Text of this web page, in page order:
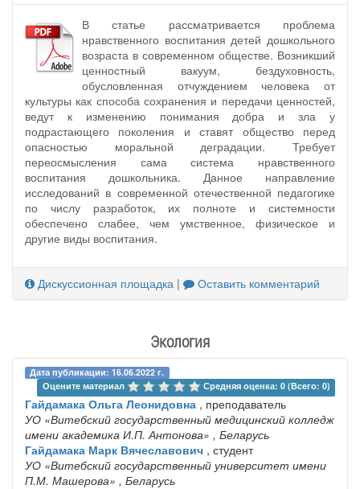
В статье рассматривается проблема
нравственного воспитания детей дошкольного
возраста в современном обществе. Возникший
ценностный вакуум, бездуховность,
обусловленная отчуждением человека от
культуры как способа сохранения и передачи ценностей,
ведут к изменению понимания добра и зла у
подрастающего поколения и ставят общество перед
опасностью моральной деградации. Требует
переосмысления сама система нравственного
воспитания дошкольника. Данное направление
исследований в современной отечественной педагогике
по числу разработок, их полноте и системности
обеспечено слабее, чем умственное, физическое и
другие виды воспитания.
Дискуссионная площадка | Оставить комментарий
Экология
Дата публикации: 16.06.2022 г.
Оцените материал
Средняя оценка: 0 (Всего: 0)
Гайдамака Ольга Леонидовна , преподаватель
УО «Витебский государственный медицинский колледж
имени академика И.П. Антонова» , Беларусь
Гайдамака Марк Вячеславович , студент
УО «Витебский государственный университет имени
П.М. Машерова» , Беларусь